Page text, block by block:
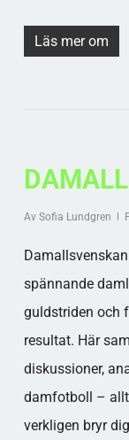
Läs mer om
Av Sofia Lundgren
spännande
guldstriden och
resultat. Här
diskussioner,
damfotboll –
verkligen bryr